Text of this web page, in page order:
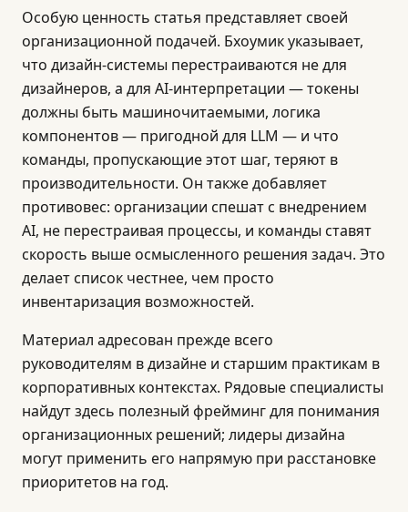
Особую ценность статья представляет своей
организационной подачей. Бхоумик указывает,
что дизайн-системы перестраиваются не для
дизайнеров, а для AI-интерпретации — токены
должны быть машиночитаемыми, логика
компонентов — пригодной для LLM — и что
команды, пропускающие этот шаг, теряют в
производительности. Он также добавляет
противовес: организации спешат с внедрением
AI, не перестраивая процессы, и команды ставят
скорость выше осмысленного решения задач. Это
делает список честнее, чем просто
инвентаризация возможностей.
Материал адресован прежде всего
руководителям в дизайне и старшим практикам в
корпоративных контекстах. Рядовые специалисты
найдут здесь полезный фрейминг для понимания
организационных решений; лидеры дизайна
могут применить его напрямую при расстановке
приоритетов на год.